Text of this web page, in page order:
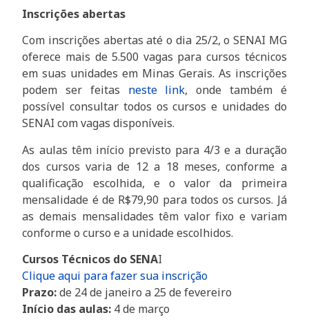
Inscrições abertas
Com inscrições abertas até o dia 25/2, o SENAI MG
oferece mais de 5.500 vagas para cursos técnicos
em suas unidades em Minas Gerais. As inscrições
podem ser feitas
neste link, onde também é
possível consultar todos os cursos e unidades do
SENAI com vagas disponíveis.
As aulas têm início previsto para 4/3 e a duração
dos cursos varia de 12 a 18 meses, conforme a
qualificação escolhida, e o valor da primeira
mensalidade é de R$79,90 para todos os cursos. Já
as demais mensalidades têm valor fixo e variam
conforme o curso e a unidade escolhidos.
Cursos Técnicos do SENAI
Clique aqui para fazer sua inscrição
Prazo:de 24 de janeiro a 25 de fevereiro
Início das aulas: 4 de março